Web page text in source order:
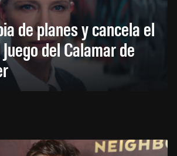
de planes y cancela el
del Calamar de